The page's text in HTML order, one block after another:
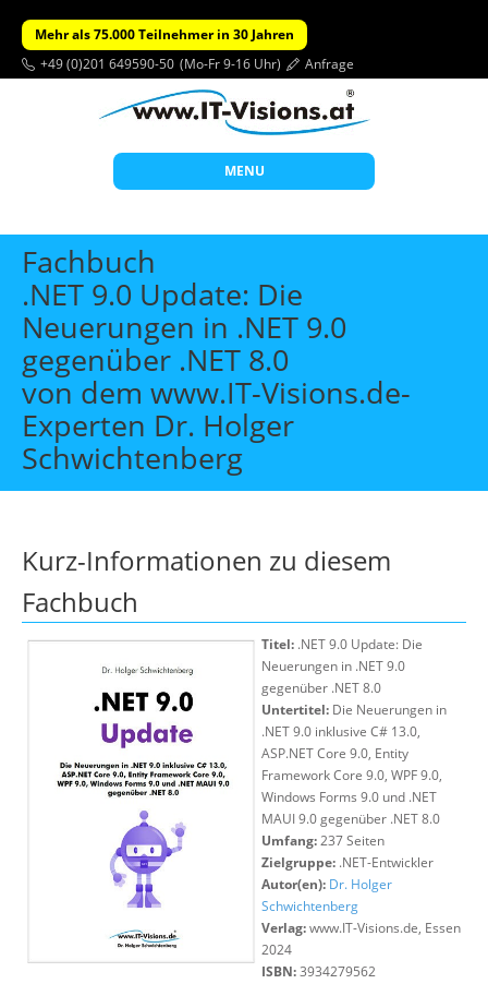
Mehr als 75.000 Teilnehmer in 30 Jahren
+49 (0)201 649590-50 (Mo-Fr 9-16 Uhr) Anfrage
MENU
Start
Themen
Beratung
Individuelle Schulungen
Offene Seminare
Wissen
Über uns
Fachbuch
.NET 9.0 Update: Die
Neuerungen in .NET 9.0
gegenüber .NET 8.0
von dem www.IT-Visions.de-
Experten Dr. Holger
Schwichtenberg
Kurz-Informationen zu diesem
Fachbuch
Titel: .NET 9.0 Update: Die
Neuerungen in .NET 9.0
gegenüber .NET 8.0
Untertitel: Die Neuerungen in
.NET 9.0 inklusive C# 13.0,
ASP.NET Core 9.0, Entity
Framework Core 9.0, WPF 9.0,
Windows Forms 9.0 und .NET
MAUI 9.0 gegenüber .NET 8.0
Umfang:237 Seiten
Zielgruppe: .NET-Entwickler
Autor(en): Dr. Holger
Schwichtenberg
Verlag:www.IT-Visions.de, Essen
2024
ISBN:3934279562